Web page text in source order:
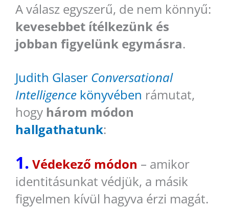
A válasz egyszerű, de nem könnyű:
kevesebbet ítélkezünk és
jobban figyelünk egymásra.
Judith Glaser Conversational
Intelligence könyvében rámutat,
hogy három módon
hallgathatunk:
1. Védekező módon – amikor
identitásunkat védjük, a másik
figyelmen kívül hagyva érzi magát.